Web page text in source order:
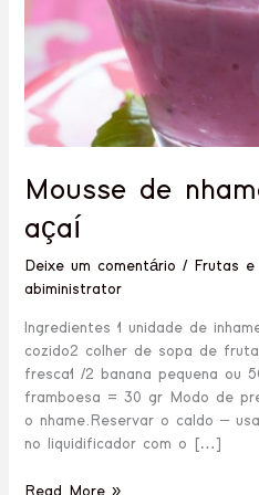
Mousse de
açaí
Deixe um comentário / Frutas e
abiministrator
Ingredientes 1 unidade de
cozido2 colher de sopa de
fresca1 /2 banana pequena ou
framboesa = 30 gr Modo de
o nhame.Reservar o caldo –
no liquidificador com o […]
Read More »